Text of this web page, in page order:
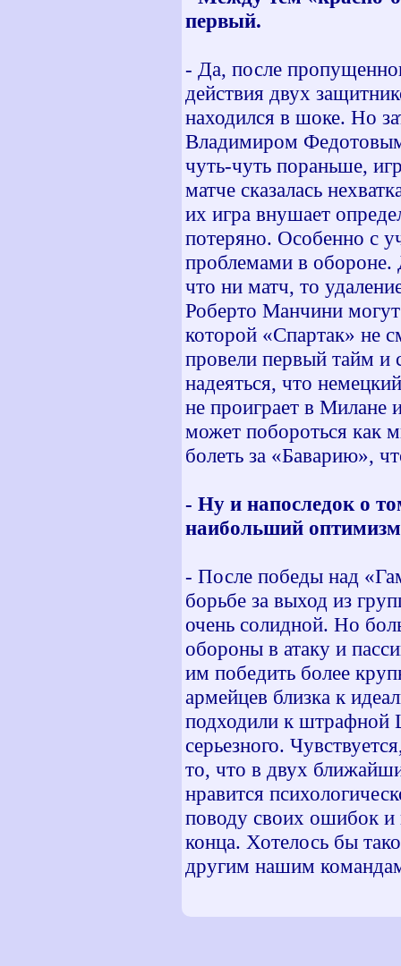
первый.
- Да, после
действия двух
находился в шоке. Но
Владимиром
чуть-чуть пораньше,
матче сказалась
их игра внушает
потеряно. Особенно с
проблемами в обороне.
что ни матч, то
Роберто Манчини
которой «Спартак» не
провели первый тайм и
надеяться, что
не проиграет в Милане
может побороться как
болеть за «Баварию»,
- Ну и напоследок о
наибольший
- После победы над
борьбе за выход из
очень солидной. Но
обороны в атаку и
им победить более
армейцев близка к
подходили к штрафной
серьезного.
то, что в двух
нравится
поводу своих ошибок и
конца. Хотелось бы
другим нашим